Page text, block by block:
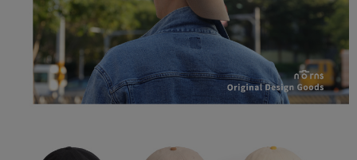
離島郵局
每筆NT$100，滿NT$999(含以上)免運費